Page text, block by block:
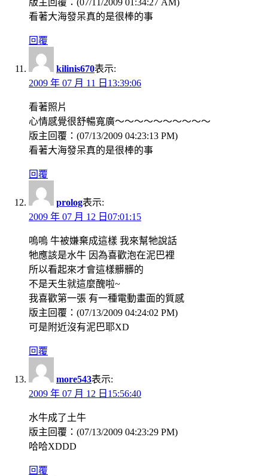
看著大海發呆真的是很棒的事
回覆
kilinis670表示:
2009 年 07 月 11 日13:39:06
看著照片
心情感覺很舒暢寬廣～～～～～～～～～～
版主回覆：(07/13/2009 04:23:13 PM)
看著大海發呆真的是很棒的事
回覆
prolog表示:
2009 年 07 月 12 日07:01:15
嗚嗚 牛被嫌棄成這樣 我來幫牠說話
牠應該是水牛 因為喜歡泡在泥巴裡
所以看起來才會這樣髒髒的
不是天生就這麼醜啦~
我喜歡第一張 有一種電動畫面的質感
版主回覆：(07/13/2009 04:24:02 PM)
可是附近沒有泥巴耶XD
回覆
more543表示:
2009 年 07 月 12 日15:56:40
水牛成了土牛
版主回覆：(07/13/2009 04:23:29 PM)
哈哈XDDD
回覆